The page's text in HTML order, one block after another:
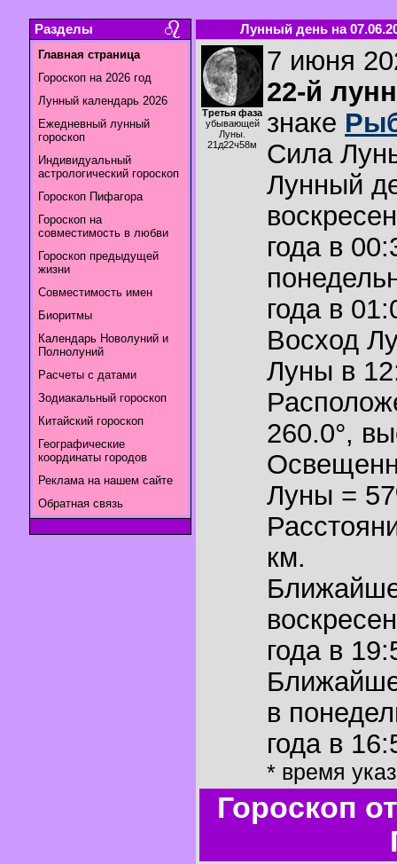
Разделы
Главная страница
Гороскоп на 2026 год
Лунный календарь 2026
Ежедневный лунный
гороскоп
Индивидуальный
астрологический гороскоп
Гороскоп Пифагора
Гороскоп на
совместимость в любви
Гороскоп предыдущей
жизни
Совместимость имен
Биоритмы
Календарь Новолуний и
Полнолуний
Расчеты с датами
Зодиакальный гороскоп
Китайский гороскоп
Географические
координаты городов
Реклама на нашем сайте
Обратная связь
Лунный день на
Третья фаза
убывающей
Луны.
21д22ч58м
7 июня
22-й
знаке
Сила
Лунный
года в
года в
Восход
Луны в
260.0°,
Луны =
км.
года в
в
года в
* время
Гороскоп